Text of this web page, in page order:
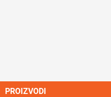
PROIZVODI